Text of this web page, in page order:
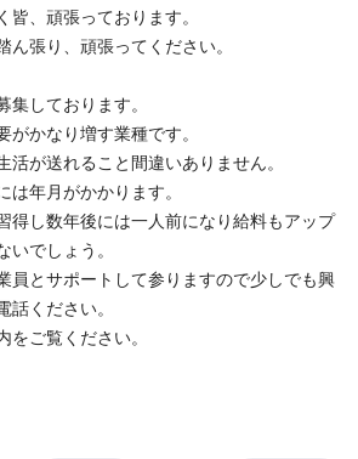
、頑張っております。
張り、頑張ってください。
しております。
かなり増す業種です。
活が送れること間違いありません。
は年月がかかります。
得し数年後には一人前になり給料もアップ
いでしょう。
員とサポートして参りますので少しでも興
ください。
ご覧ください。